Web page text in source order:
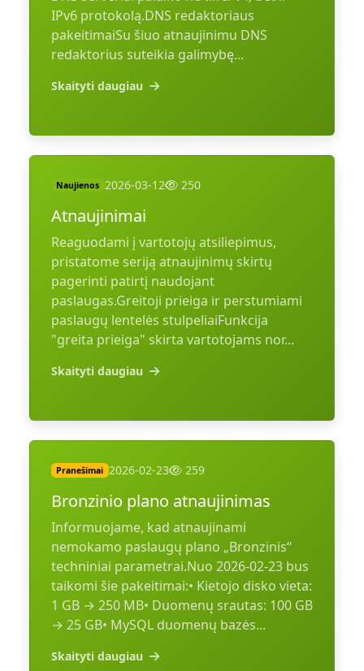
IPv6 protokolą.DNS redaktoriaus
pakeitimaiSu šiuo atnaujinimu DNS
redaktorius suteikia galimybę...
Skaityti daugiau
Naujienos 2026-03-12 250
Atnaujinimai
Reaguodami į vartotojų atsiliepimus,
pristatome seriją atnaujinimų skirtų
pagerinti patirtį naudojant
paslaugas.Greitoji prieiga ir perstumiami
paslaugų lentelės stulpeliaiFunkcija
"greita prieiga" skirta vartotojams nor...
Skaityti daugiau
Pranešimai 2026-02-23 259
Bronzinio plano atnaujinimas
Informuojame, kad atnaujinami
nemokamo paslaugų plano „Bronzinis“
techniniai parametrai.Nuo 2026-02-23 bus
taikomi šie pakeitimai:• Kietojo disko vieta:
1 GB → 250 MB• Duomenų srautas: 100 GB
→ 25 GB• MySQL duomenų bazės...
Skaityti daugiau